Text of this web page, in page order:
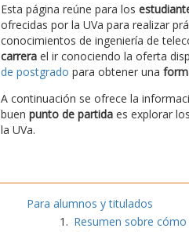
Esta página reúne para los
ofrecidas por la UVa para realizar
conocimientos de ingeniería de
carrerael ir conociendo la oferta
de postgrado para obtener una
A continuación se ofrece la
buen punto de partidaes explorar los
la UVa.
Para alumnos y titulados
Resumen sobre